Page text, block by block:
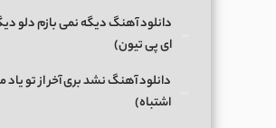
دانلود آهنگ دیگه نمی بازم دلو
ای پی تیون)
دانلود آهنگ نشد بری آخر از تو
اشتباه)